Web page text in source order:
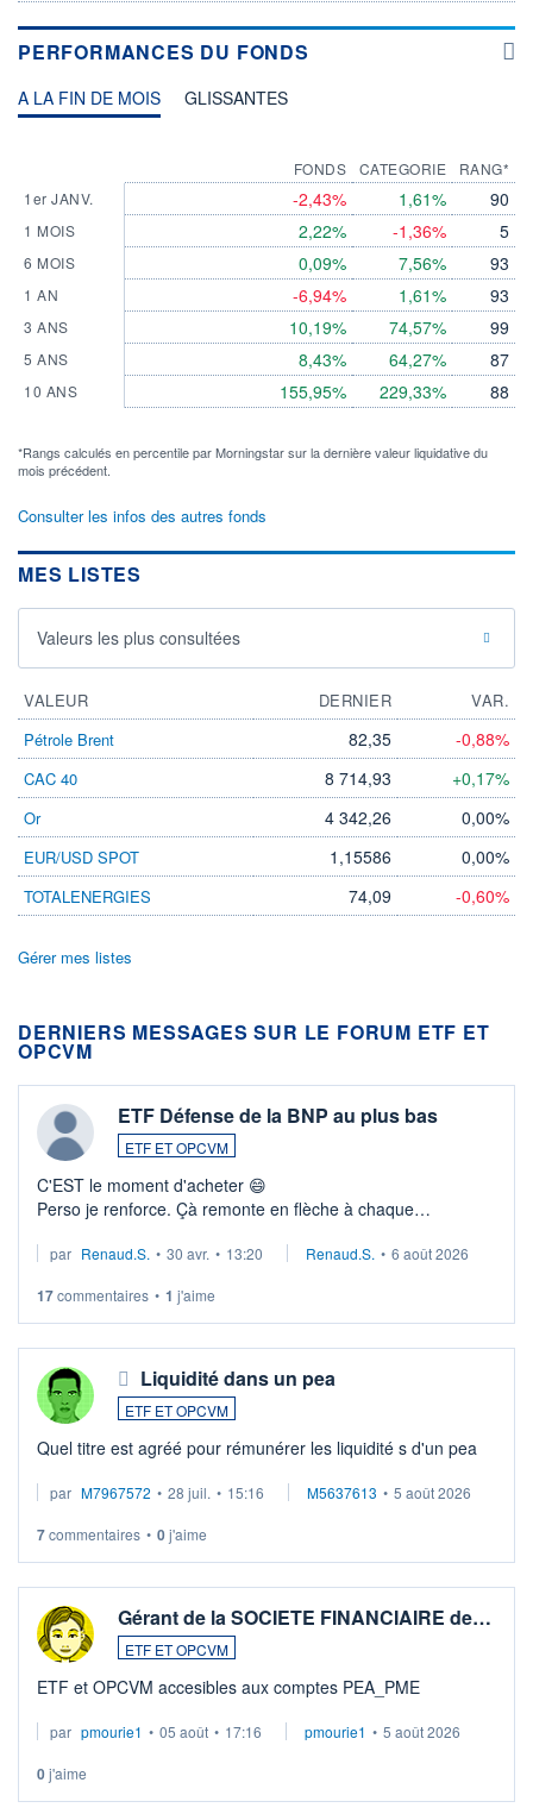
PERFORMANCES DU FONDS
A LA FIN DE MOIS GLISSANTES
1er JANV.
1 MOIS
6 MOIS
1 AN
3 ANS
5 ANS
10 ANS
FONDS
-2,43%
2,22%
0,09%
-6,94%
10,19%
8,43%
155,95%
CATEGORIE
1,61%
-1,36%
7,56%
1,61%
74,57%
64,27%
229,33%
RANG*
90
5
93
93
99
87
88
*Rangs calculés en percentile par Morningstar sur la dernière valeur liquidative du
mois précédent.
Consulter les infos des autres fonds
MES LISTES
Valeurs les plus consultées
VALEUR DERNIER
VAR.
Pétrole Brent
82,35 -0,88%
CAC 40 8 714,93 +0,17%
Or 4 342,26 0,00%
EUR/USD SPOT 1,15586 0,00%
TOTALENERGIES 74,09 -0,60%
Gérer mes listes
DERNIERS MESSAGES SUR LE FORUM ETF ET
OPCVM
ETF Défense de la BNP au plus bas
ETF ET OPCVM
C'EST le moment d'acheter 😄​
Perso je renforce. Çà remonte en flèche à chaque
Investissement long terme tip top pour sa retraite.
par Renaud.S. • 30 avr. • 13:20 Renaud.S. • 6 août 2026
17commentaires • 1 j'aime
Liquidité dans un pea
ETF ET OPCVM
Quel titre est agréé pour rémunérer les liquidité s d'un pea
par M7967572 • 28 juil. • 15:16 M5637613 • 5 août 2026
7commentaires • 0j'aime
Gérant de la SOCIETE FINANCIAIRE de…
ETF ET OPCVM
ETF et OPCVM accesibles aux comptes PEA_PME
par pmourie1 • 05 août • 17:16 pmourie1 • 5 août 2026
0j'aime